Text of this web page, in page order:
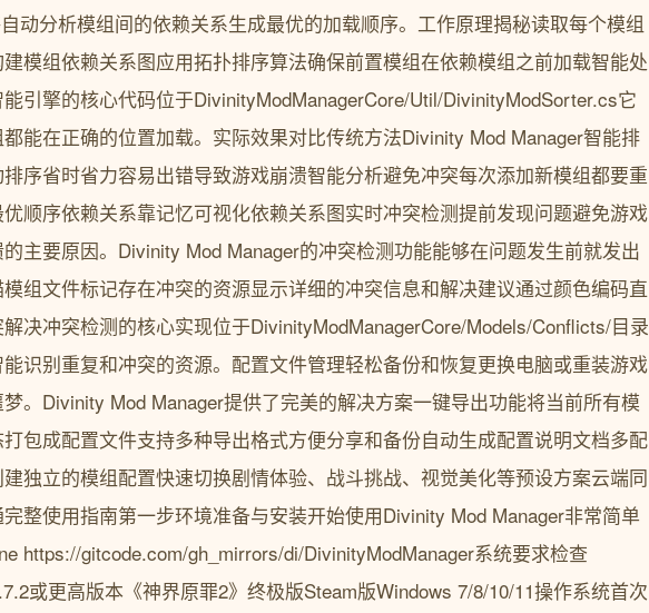
动分析模组间的依赖关系生成最优的加载顺序。工作原理揭秘读取每个模组
模组依赖关系图应用拓扑排序算法确保前置模组在依赖模组之前加载智能处
引擎的核心代码位于DivinityModManagerCore/Util/DivinityModSorter.cs它
能在正确的位置加载。实际效果对比传统方法Divinity Mod Manager智能排
序省时省力容易出错导致游戏崩溃智能分析避免冲突每次添加新模组都要重
顺序依赖关系靠记忆可视化依赖关系图实时冲突检测提前发现问题避免游戏
主要原因。Divinity Mod Manager的冲突检测功能能够在问题发生前就发出
组文件标记存在冲突的资源显示详细的冲突信息和解决建议通过颜色编码直
决冲突检测的核心实现位于DivinityModManagerCore/Models/Conflicts/目录
识别重复和冲突的资源。配置文件管理轻松备份和恢复更换电脑或重装游戏
。Divinity Mod Manager提供了完美的解决方案一键导出功能将当前所有模
包成配置文件支持多种导出格式方便分享和备份自动生成配置说明文档多配
独立的模组配置快速切换剧情体验、战斗挑战、视觉美化等预设方案云端同
整使用指南第一步环境准备与安装开始使用Divinity Mod Manager非常简单
https://gitcode.com/gh_mirrors/di/DivinityModManager系统要求检查
或更高版本《神界原罪2》终极版Steam版Windows 7/8/10/11操作系统首次